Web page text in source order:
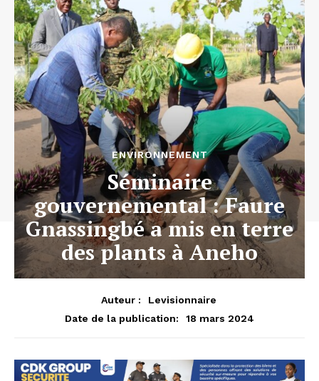
ENVIRONNEMENT
Séminaire
gouvernemental : Faure
Gnassingbé a mis en terre
des plants à Aneho
Auteur :
Levisionnaire
Date de la publication:
18 mars 2024